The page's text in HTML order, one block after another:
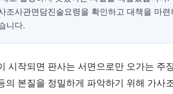
조사관면담진술요령을 확인하고 대책을 마
니다.
시작되면 판사는 서면으로만 오가는 주
의 본질을 정밀하게 파악하기 위해 가사